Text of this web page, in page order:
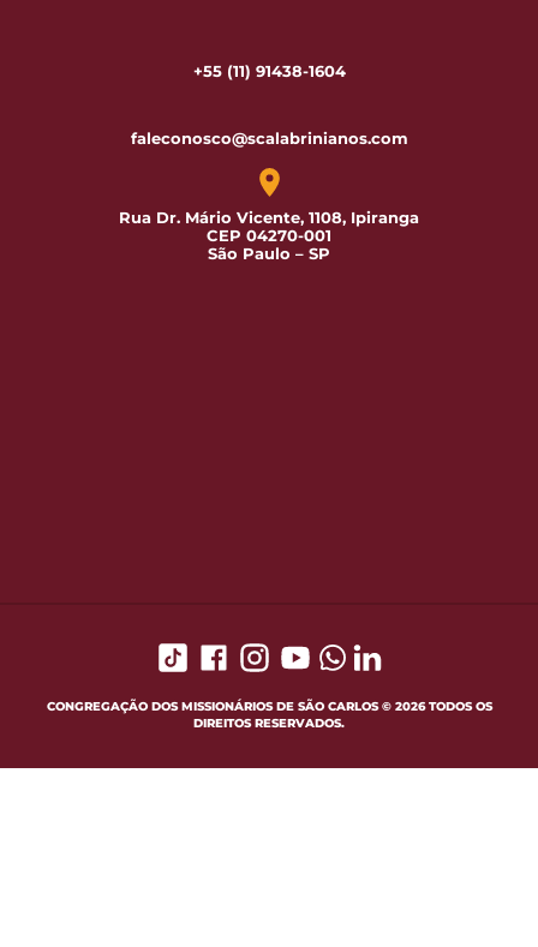
+55 (11) 91438-1604
faleconosco@scalabrinianos.com
Rua Dr. Mário Vicente, 1108, Ipiranga
CEP 04270-001
São Paulo – SP
CONGREGAÇÃO DOS MISSIONÁRIOS DE SÃO CARLOS © 2026 TODOS OS
DIREITOS RESERVADOS.